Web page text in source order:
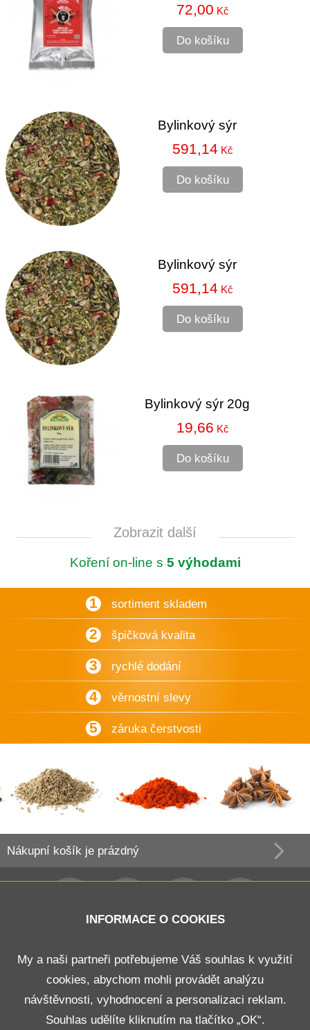
72,00 Kč
Do košíku
Bylinkový sýr
591,14 Kč
Do košíku
Bylinkový sýr
591,14 Kč
Do košíku
Bylinkový sýr 20g
19,66 Kč
Do košíku
Zobrazit další
Koření on-line s 5 výhodami
1 sortiment skladem
2 špičková kvalita
3 rychlé dodání
4 věrnostní slevy
5 záruka čerstvosti
Nákupní košík je prázdný
Obchodní podmínky
Doprava a platba
Odstoupení od smlouvy
INFORMACE O COOKIES
My a naši partneři potřebujeme Váš souhlas k využití
cookies, abychom mohli provádět analýzu
návštěvnosti, vyhodnocení a personalizaci reklam.
Souhlas udělíte kliknutím na tlačítko „OK“.